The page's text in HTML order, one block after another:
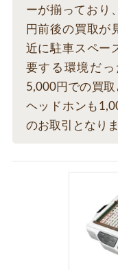
ーが揃っており
円前後の買取が
近に駐車スペー
要する環境だ
5,000円での買
ヘッドホンも
のお取引となりま